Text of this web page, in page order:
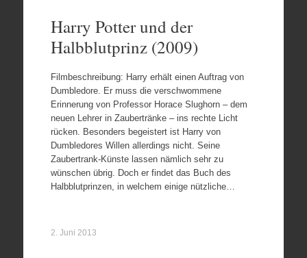
Harry Potter und der
Halbblutprinz (2009)
Filmbeschreibung: Harry erhält einen Auftrag von
Dumbledore. Er muss die verschwommene
Erinnerung von Professor Horace Slughorn – dem
neuen Lehrer in Zaubertränke – ins rechte Licht
rücken. Besonders begeistert ist Harry von
Dumbledores Willen allerdings nicht. Seine
Zaubertrank-Künste lassen nämlich sehr zu
wünschen übrig. Doch er findet das Buch des
Halbblutprinzen, in welchem einige nützliche…
2. Juni 2013